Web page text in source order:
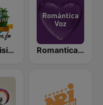
Tropicalisima.fm - Bachata Romantica Voz